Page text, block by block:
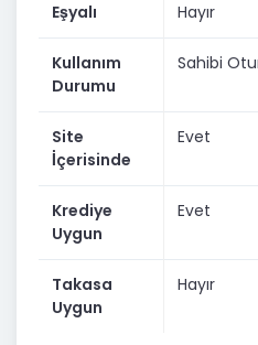
Eşyalı Hayır
Kullanım
Durumu
Sahibi
Site
İçerisinde
Evet
Krediye
Uygun
Evet
Takasa
Uygun
Hayır